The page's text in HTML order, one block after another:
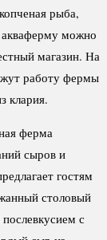
рыба,
можно
магазин. На
работу фермы
клария.
ферма
сыров и
гостям
столовый
с